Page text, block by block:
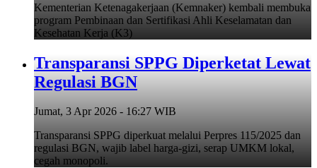
Kementerian Ketenagakerjaan (Kemnaker) kembali membuka
program Pembinaan dan Sertifikasi Ahli Keselamatan dan
Kesehatan Kerja (K3)
Transparansi SPPG Diperketat Lewat
Regulasi BGN
Jumat, 3 Apr 2026 - 16:27 WIB
Transparansi SPPG diperkuat melalui Perpres 115/2025 dan
regulasi BGN, wajib label harga-gizi, serap UMKM lokal,
cegah monopoli.